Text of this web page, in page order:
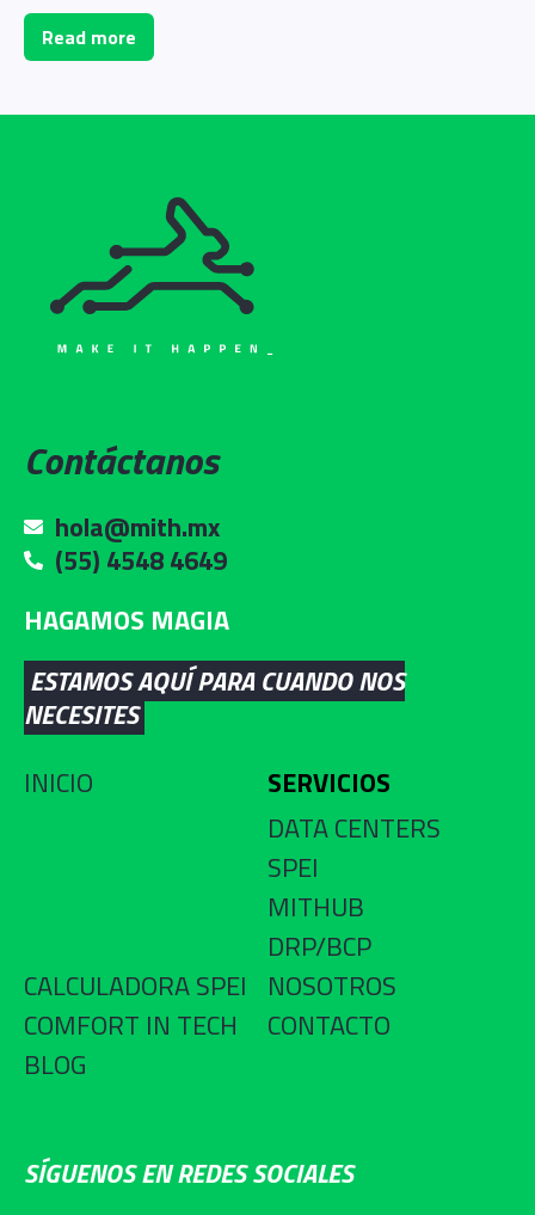
Read more
Contáctanos
hola@mith.mx
(55) 4548 4649
HAGAMOS MAGIA
ESTAMOS AQUÍ PARA CUANDO NOS
NECESITES
INICIO
SERVICIOS
DATA CENTERS
SPEI
MITHUB
DRP/BCP
CALCULADORA SPEI
NOSOTROS
COMFORT IN TECH
CONTACTO
BLOG
SÍGUENOS EN REDES SOCIALES